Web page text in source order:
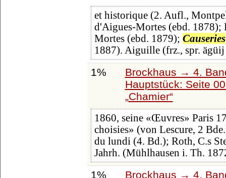
et historique (2. Aufl.,
d'Aigues-Mortes (ebd. 1878);
Mortes (ebd. 1879); Causeries
1887). Aiguille (frz., spr. ägüij
1%
Brockhaus → 4.
Hauptstück: Seite
Chamier
1860, seine «Œuvres» Paris
choisies» (von Lescure, 2
du lundi (4. Bd.); Roth, C.s
Jahrh. (Mühlhausen i. Th.
1%
Brockhaus → 4.